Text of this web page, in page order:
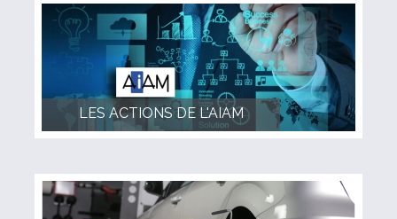
LES ACTIONS DE L'AIAM